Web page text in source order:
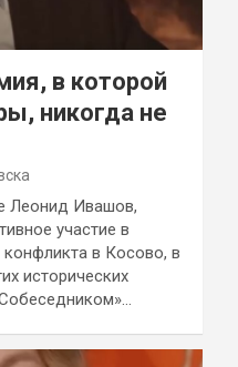
в которой
никогда не
Леонид Ивашов,
участие в
в Косово, в
исторических